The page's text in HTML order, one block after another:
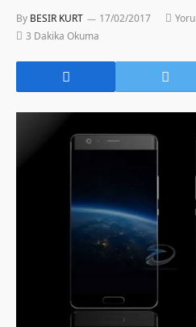
By BESIR KURT 17/02/2017
3 Dakika Okuma